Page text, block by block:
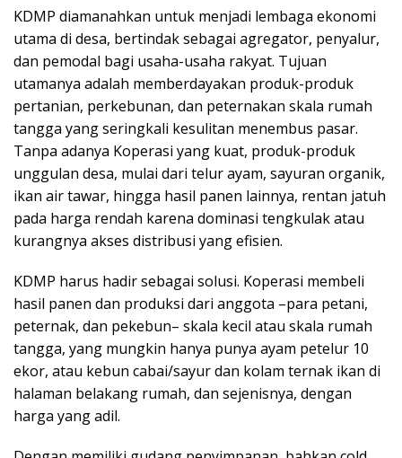
KDMP diamanahkan untuk menjadi lembaga ekonomi
utama di desa, bertindak sebagai agregator, penyalur,
dan pemodal bagi usaha-usaha rakyat. Tujuan
utamanya adalah memberdayakan produk-produk
pertanian, perkebunan, dan peternakan skala rumah
tangga yang seringkali kesulitan menembus pasar.
Tanpa adanya Koperasi yang kuat, produk-produk
unggulan desa, mulai dari telur ayam, sayuran organik,
ikan air tawar, hingga hasil panen lainnya, rentan jatuh
pada harga rendah karena dominasi tengkulak atau
kurangnya akses distribusi yang efisien.
KDMP harus hadir sebagai solusi. Koperasi membeli
hasil panen dan produksi dari anggota –para petani,
peternak, dan pekebun– skala kecil atau skala rumah
tangga, yang mungkin hanya punya ayam petelur 10
ekor, atau kebun cabai/sayur dan kolam ternak ikan di
halaman belakang rumah, dan sejenisnya, dengan
harga yang adil.